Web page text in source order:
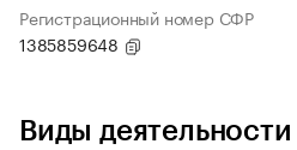
Регистрационный номер СФР
1385859648
Виды деятельности